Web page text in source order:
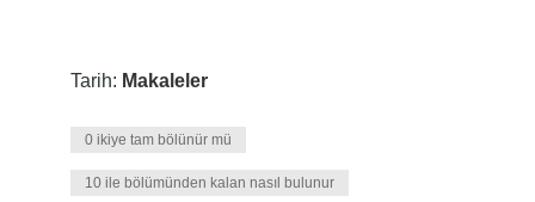
Tarih: Makaleler
0 ikiye tam bölünür mü
10 ile bölümünden kalan nasıl bulunur